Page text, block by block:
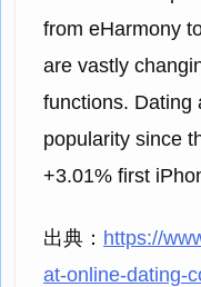
from eHarmony
are vastly
functions. Dating
popularity since
+3.01% first
出典： https://
at-online-dating-